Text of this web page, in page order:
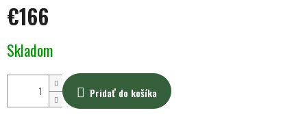
je
0,0
5
€166
cena:
Skladom
Pridať do košíka